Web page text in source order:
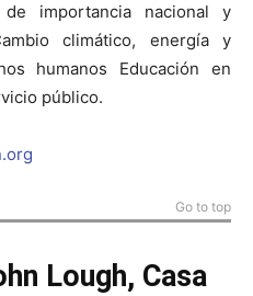
importancia nacional y
climático, energía y
humanos Educación en
público.
Go to top
Lough, Casa